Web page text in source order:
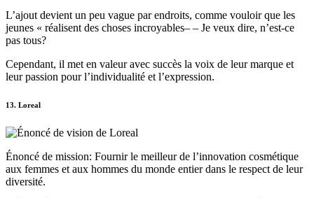
L’ajout devient un peu vague par endroits, comme vouloir que les
jeunes « réalisent des choses incroyables– – Je veux dire, n’est-ce
pas tous?
Cependant, il met en valeur avec succès la voix de leur marque et
leur passion pour l’individualité et l’expression.
13. Loreal
Énoncé de mission: Fournir le meilleur de l’innovation cosmétique
aux femmes et aux hommes du monde entier dans le respect de leur
diversité.